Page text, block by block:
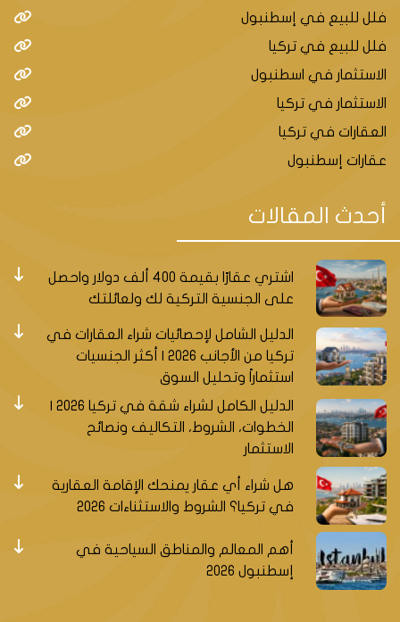
فلل للبيع في إسطنبول
فلل للبيع في تركيا
الاستثمار في اسطنبول
الاستثمار في تركيا
العقارات في تركيا
عقارات إسطنبول
أحدث المقالات
اشتري عقارًا بقيمة 400 ألف دولار واحصل
على الجنسية التركية لك ولعائلتك
الدليل الشامل لإحصائيات شراء العقارات في
تركيا من الأجانب 2026 | أكثر الجنسيات
استثماراً وتحليل السوق
الخطوات، الشروط، التكاليف ونصائح
الاستثمار
هل شراء أي عقار يمنحك الإقامة العقارية
في تركيا؟ الشروط والاستثناءات 2026
أهم المعالم والمناطق السياحية في
إسطنبول 2026